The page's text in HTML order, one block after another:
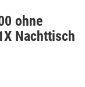
ohne
Nachttisch